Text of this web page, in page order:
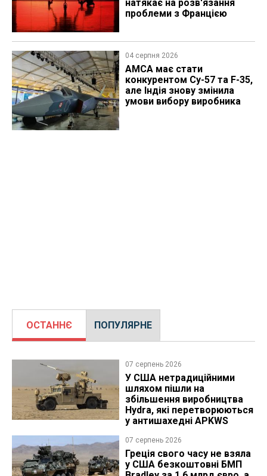
натякає на розв'язання
проблеми з Францією
04 серпня 2026
AMCA має стати
конкурентом Су-57 та F-35,
але Індія знову змінила
умови вибору виробника
ОСТАННЄ ПОПУЛЯРНЕ
07 серпень 2026
У США нетрадиційними
шляхом пішли на
збільшення виробництва
Hydra, які перетворюються
у антишахедні APKWS
07 серпень 2026
Греція свого часу не взяла
у США безкоштовні БМП